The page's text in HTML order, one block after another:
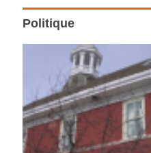
Politique